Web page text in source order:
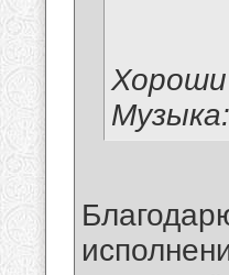
Хороши